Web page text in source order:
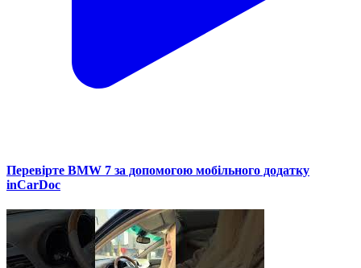
Перевірте BMW 7 за допомогою мобільного додатку
inCarDoc